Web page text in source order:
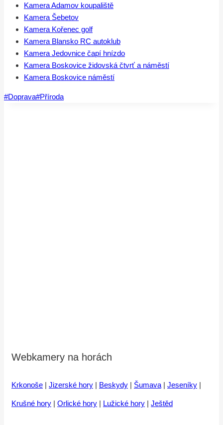
Kamera Adamov koupaliště
Kamera Šebetov
Kamera Kořenec golf
Kamera Blansko RC autoklub
Kamera Jedovnice čapí hnízdo
Kamera Boskovice židovská čtvrť a náměstí
Kamera Boskovice náměstí
Štítky
#Doprava#Příroda
Webkamery na horách
Krkonoše | Jizerské hory | Beskydy | Šumava | Jeseníky |
Krušné hory | Orlické hory | Lužické hory | Ještěd